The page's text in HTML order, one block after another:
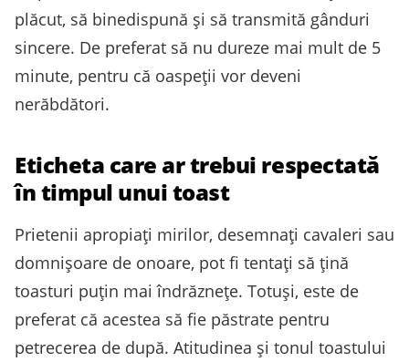
plăcut, să binedispună și să transmită gânduri
sincere. De preferat să nu dureze mai mult de 5
minute, pentru că oaspeții vor deveni
nerăbdători.
Eticheta care ar trebui respectată
în timpul unui toast
Prietenii apropiați mirilor, desemnați cavaleri sau
domnișoare de onoare, pot fi tentați să țină
toasturi puțin mai îndrăznețe. Totuși, este de
preferat că acestea să fie păstrate pentru
petrecerea de după. Atitudinea și tonul toastului